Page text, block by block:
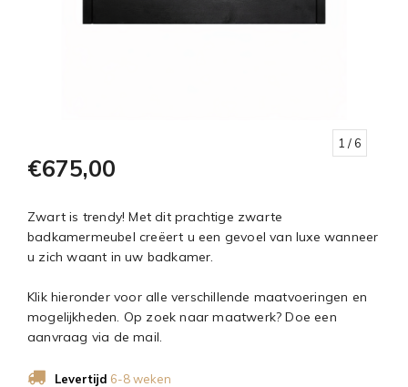
1 / 6
€675,00
Zwart is trendy! Met dit prachtige zwarte
badkamermeubel creëert u een gevoel van luxe wanneer
u zich waant in uw badkamer.
Klik hieronder voor alle verschillende maatvoeringen en
mogelijkheden. Op zoek naar maatwerk? Doe een
aanvraag via de mail.
Levertijd 6-8 weken